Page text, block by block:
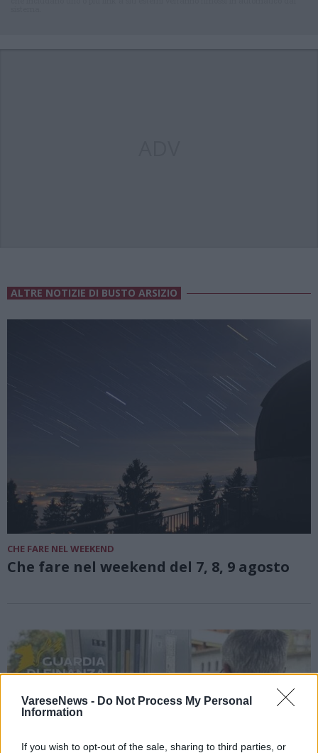
VareseNews - Do Not Process My Personal
Information
If you wish to opt-out of the sale, sharing to third parties, or
ALTRE NOTIZIE DI BUSTO ARSIZIO
CHE FARE NEL WEEKEND
Che fare nel weekend del 7, 8, 9 agosto